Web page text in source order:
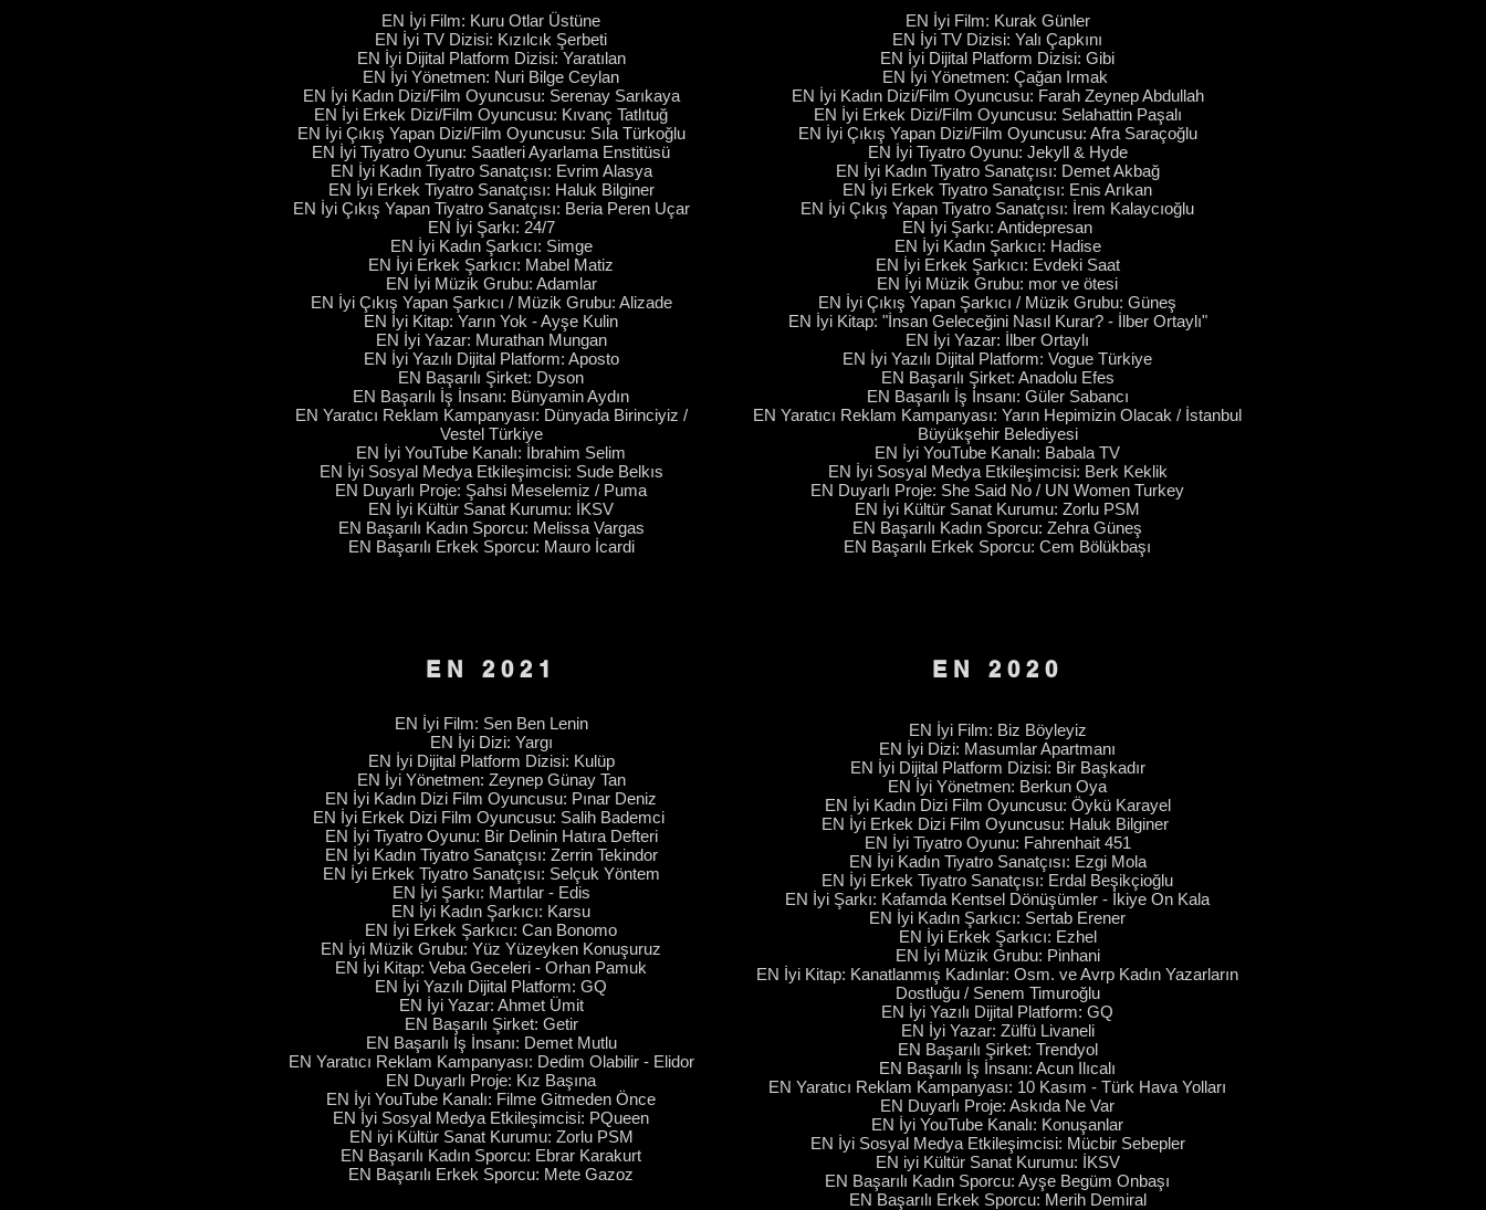
EN İyi Film: Kuru Otlar Üstüne
EN İyi TV Dizisi: Kızılcık Şerbeti
EN İyi Dijital Platform Dizisi: Yaratılan
EN İyi Yönetmen: Nuri Bilge Ceylan
EN İyi Kadın Dizi/Film Oyuncusu: Serenay Sarıkaya
EN İyi Erkek Dizi/Film Oyuncusu: Kıvanç Tatlıtuğ
EN İyi Çıkış Yapan Dizi/Film Oyuncusu: Sıla Türkoğlu
EN İyi Tiyatro Oyunu: Saatleri Ayarlama Enstitüsü
EN İyi Kadın Tiyatro Sanatçısı: Evrim Alasya
EN İyi Erkek Tiyatro Sanatçısı: Haluk Bilginer
EN İyi Çıkış Yapan Tiyatro Sanatçısı: Beria Peren Uçar
EN İyi Şarkı: 24/7
EN İyi Kadın Şarkıcı: Simge
EN İyi Erkek Şarkıcı: Mabel Matiz
EN İyi Müzik Grubu: Adamlar
EN İyi Çıkış Yapan Şarkıcı / Müzik Grubu: Alizade
EN İyi Kitap: Yarın Yok - Ayşe Kulin
EN İyi Yazar: Murathan Mungan
EN İyi Yazılı Dijital Platform: Aposto
EN Başarılı Şirket: Dyson
EN Başarılı İş İnsanı: Bünyamin Aydın
EN Yaratıcı Reklam Kampanyası: Dünyada Birinciyiz /
Vestel Türkiye
EN İyi YouTube Kanalı: İbrahim Selim
EN İyi Sosyal Medya Etkileşimcisi: Sude Belkıs
EN Duyarlı Proje: Şahsi Meselemiz / Puma
EN İyi Kültür Sanat Kurumu: İKSV
EN Başarılı Kadın Sporcu: Melissa Vargas
EN Başarılı Erkek Sporcu: Mauro İcardi
EN İyi Film: Kurak Günler
EN İyi TV Dizisi: Yalı Çapkını
EN İyi Dijital Platform Dizisi: Gibi
EN İyi Yönetmen: Çağan Irmak
EN İyi Kadın Dizi/Film Oyuncusu: Farah Zeynep Abdullah
EN İyi Erkek Dizi/Film Oyuncusu: Selahattin Paşalı
EN İyi Çıkış Yapan Dizi/Film Oyuncusu: Afra Saraçoğlu
EN İyi Tiyatro Oyunu: Jekyll & Hyde
EN İyi Kadın Tiyatro Sanatçısı: Demet Akbağ
EN İyi Erkek Tiyatro Sanatçısı: Enis Arıkan
EN İyi Çıkış Yapan Tiyatro Sanatçısı: İrem Kalaycıoğlu
EN İyi Şarkı: Antidepresan
EN İyi Kadın Şarkıcı: Hadise
EN İyi Erkek Şarkıcı: Evdeki Saat
EN İyi Müzik Grubu: mor ve ötesi
EN İyi Çıkış Yapan Şarkıcı / Müzik Grubu: Güneş
EN İyi Kitap: "İnsan Geleceğini Nasıl Kurar? - İlber Ortaylı"
EN İyi Yazar: İlber Ortaylı
EN İyi Yazılı Dijital Platform: Vogue Türkiye
EN Başarılı Şirket: Anadolu Efes
EN Başarılı İş İnsanı: Güler Sabancı
EN Yaratıcı Reklam Kampanyası: Yarın Hepimizin Olacak / İstanbul
Büyükşehir Belediyesi
EN İyi YouTube Kanalı: Babala TV
EN İyi Sosyal Medya Etkileşimcisi: Berk Keklik
EN Duyarlı Proje: She Said No / UN Women Turkey
EN İyi Kültür Sanat Kurumu: Zorlu PSM
EN Başarılı Kadın Sporcu: Zehra Güneş
EN Başarılı Erkek Sporcu: Cem Bölükbaşı
EN 2021
EN İyi Film: Sen Ben Lenin
EN İyi Dizi: Yargı
EN İyi Dijital Platform Dizisi: Kulüp
EN İyi Yönetmen: Zeynep Günay Tan
EN İyi Kadın Dizi Film Oyuncusu: Pınar Deniz
EN İyi Erkek Dizi Film Oyuncusu: Salih Bademci
EN İyi Tiyatro Oyunu: Bir Delinin Hatıra Defteri
EN İyi Kadın Tiyatro Sanatçısı: Zerrin Tekindor
EN İyi Erkek Tiyatro Sanatçısı: Selçuk Yöntem
EN İyi Şarkı: Martılar - Edis
EN İyi Kadın Şarkıcı: Karsu
EN İyi Erkek Şarkıcı: Can Bonomo
EN İyi Müzik Grubu: Yüz Yüzeyken Konuşuruz
EN İyi Kitap: Veba Geceleri - Orhan Pamuk
EN İyi Yazılı Dijital Platform: GQ
EN İyi Yazar: Ahmet Ümit
EN Başarılı Şirket: Getir
EN Başarılı İş İnsanı: Demet Mutlu
EN Yaratıcı Reklam Kampanyası: Dedim Olabilir - Elidor
EN Duyarlı Proje: Kız Başına
EN İyi YouTube Kanalı: Filme Gitmeden Önce
EN İyi Sosyal Medya Etkileşimcisi: PQueen
EN iyi Kültür Sanat Kurumu: Zorlu PSM
EN Başarılı Kadın Sporcu: Ebrar Karakurt
EN Başarılı Erkek Sporcu: Mete Gazoz
EN 2020
EN İyi Film: Biz Böyleyiz
EN İyi Dizi: Masumlar Apartmanı
EN İyi Dijital Platform Dizisi: Bir Başkadır
EN İyi Yönetmen: Berkun Oya
EN İyi Kadın Dizi Film Oyuncusu: Öykü Karayel
EN İyi Erkek Dizi Film Oyuncusu: Haluk Bilginer
EN İyi Tiyatro Oyunu: Fahrenhait 451
EN İyi Kadın Tiyatro Sanatçısı: Ezgi Mola
EN İyi Erkek Tiyatro Sanatçısı: Erdal Beşikçioğlu
EN İyi Şarkı: Kafamda Kentsel Dönüşümler - İkiye On Kala
EN İyi Kadın Şarkıcı: Sertab Erener
EN İyi Erkek Şarkıcı: Ezhel
EN İyi Müzik Grubu: Pinhani
EN İyi Kitap: Kanatlanmış Kadınlar: Osm. ve Avrp Kadın Yazarların
Dostluğu / Senem Timuroğlu
EN İyi Yazılı Dijital Platform: GQ
EN İyi Yazar: Zülfü Livaneli
EN Başarılı Şirket: Trendyol
EN Başarılı İş İnsanı: Acun Ilıcalı
EN Yaratıcı Reklam Kampanyası: 10 Kasım - Türk Hava Yolları
EN Duyarlı Proje: Askıda Ne Var
EN İyi YouTube Kanalı: Konuşanlar
EN İyi Sosyal Medya Etkileşimcisi: Mücbir Sebepler
EN iyi Kültür Sanat Kurumu: İKSV
EN Başarılı Kadın Sporcu: Ayşe Begüm Onbaşı
EN Başarılı Erkek Sporcu: Merih Demiral